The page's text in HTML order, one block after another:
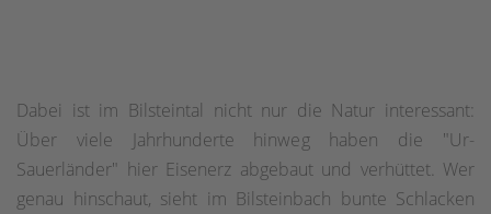
Dabei ist im Bilsteintal nicht nur die Natur interessant:
Über viele Jahrhunderte hinweg haben die "Ur-
Sauerländer" hier Eisenerz abgebaut und verhüttet. Wer
genau hinschaut, sieht im Bilsteinbach bunte Schlacken